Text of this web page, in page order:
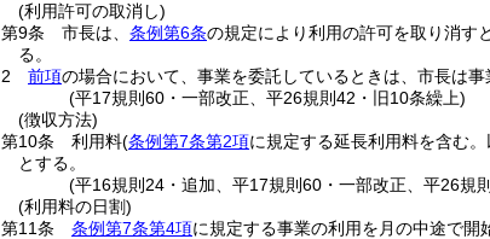
(利用許可の取消し)
第9条
市長は、 条例第6条の規定により利用の許可を取り消す
る。
2
前項の場合において、事業を委託しているときは、市長は
(平17規則60・一部改正、平26規則42・旧10条繰上)
(徴収方法)
第10条
利用料(条例第7条第2項に規定する延長利用料を含む
とする。
(平16規則24・追加、平17規則60・一部改正、平26規
(利用料の日割)
第11条
条例第7条第4項に規定する事業の利用を月の中途で